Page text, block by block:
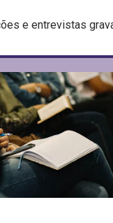
e entrevistas